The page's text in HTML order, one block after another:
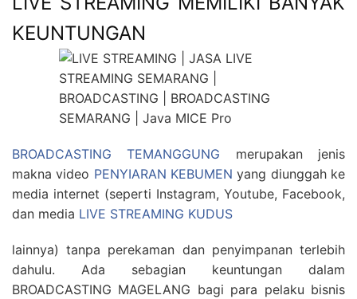
KEUNTUNGAN
BROADCASTING TEMANGGUNG merupakan jenis
makna video PENYIARAN KEBUMEN yang diunggah ke
media internet (seperti Instagram, Youtube, Facebook,
dan media LIVE STREAMING KUDUS
lainnya) tanpa perekaman dan penyimpanan terlebih
dahulu. Ada sebagian keuntungan dalam
BROADCASTING MAGELANG bagi para pelaku bisnis